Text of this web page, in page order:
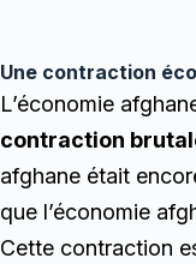
Une contraction
L’économie
contraction
afghane était
que l’économie
Cette contraction